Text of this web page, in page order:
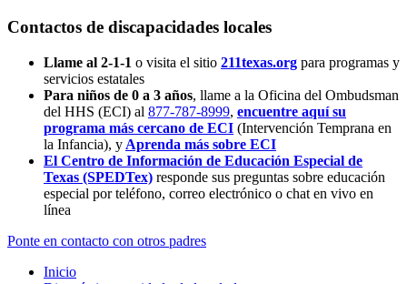
Contactos de discapacidades locales
Llame al 2-1-1 o visita el sitio 211texas.org para programas y
servicios estatales
Para niños de 0 a 3 años, llame a la Oficina del Ombudsman
del HHS (ECI) al 877-787-8999, encuentre aquí su
programa más cercano de ECI (Intervención Temprana en
la Infancia), y Aprenda más sobre ECI
El Centro de Información de Educación Especial de
Texas (SPEDTex) responde sus preguntas sobre educación
especial por teléfono, correo electrónico o chat en vivo en
línea
Ponte en contacto con otros padres
Inicio